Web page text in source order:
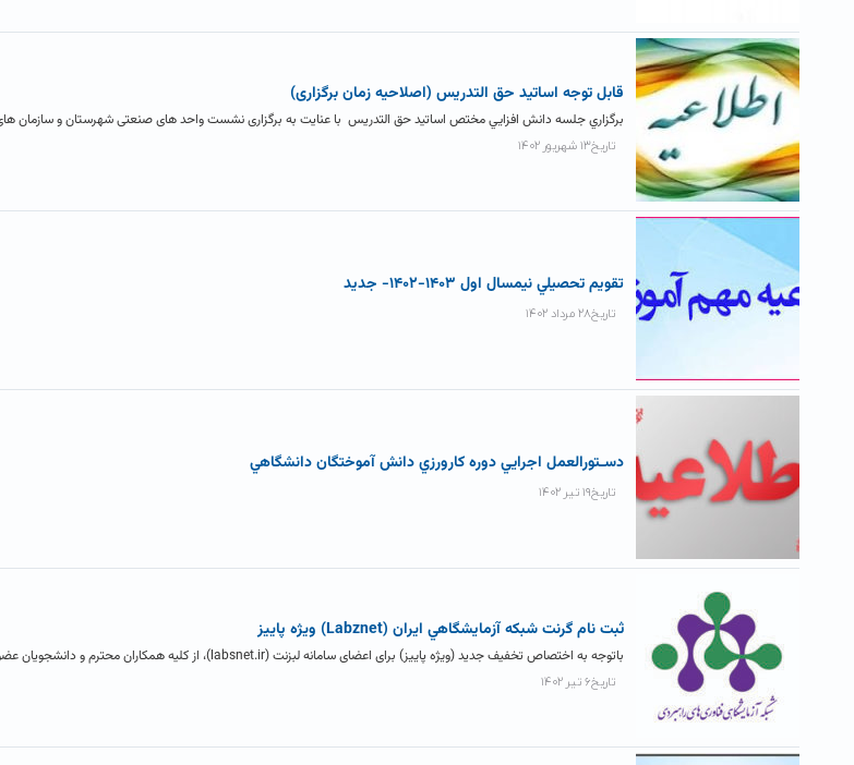
قابل توجه اساتید حق التدریس (اصلاحیه زمان برگزاری)
برگزاري جلسه دانش افزايي مختص اساتيد حق التدريس با عنایت به برگزاری نشست واحد های صنعتی شهرستان و سازمان
تاریخ۱۳ شهریور ۱۴۰۲
تقويم تحصيلي نيمسال اول ۱۴۰۳-۱۴۰۲- جديد
تاریخ۲۸ مرداد ۱۴۰۲
دسـتورالعمل اجرايي دوره کارورزي دانش آموختگان دانشگاهي
تاریخ۱۹ تیر ۱۴۰۲
ثبت نام گرنت شبکه آزمايشگاهي ايران (Labznet) ویژه پاییز
باتوجه به اختصاص تخفیف جدید (ویژه پاییز) برای اعضای سامانه لبزنت (labsnet.ir)، از کلیه همکاران محترم و دانشجویان عضو تقاضا...
تاریخ۶ تیر ۱۴۰۲